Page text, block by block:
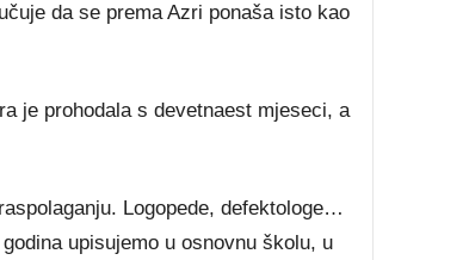
da se prema Azri ponaša isto kao
je prohodala s devetnaest mjeseci, a
Logopede, defektologe…
upisujemo u osnovnu školu, u